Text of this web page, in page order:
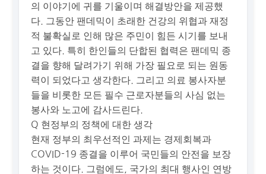
의 이야기에 귀를 기울이며 해결방안을 제공했
다. 그동안 팬데믹이 초래한 건강의 위협과 재정
적 불확실로 인해 많은 주민이 힘든 시기를 보내
고 있다. 특히 한인들의 단합된 협력은 팬데믹 종
결을 향해 달려가기 위해 가장 필요로 되는 원동
력이 되었다고 생각한다. 그리고 의료 봉사자분
들을 비롯한 모든 필수 근로자분들의 사심 없는
봉사와 노고에 감사드린다.
Q 현정부의 정책에 대한 생각
현재 정부의 최우선적인 과제는 경제회복과
COVID-19 종결을 이루어 국민들의 안전을 보장
하는 것이다. 그럼에도, 국가의 최대 행사인 연방